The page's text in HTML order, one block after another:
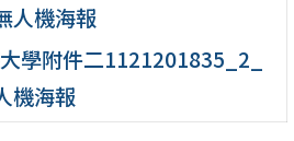
人機海報
學附件二1121201835_2_
機海報